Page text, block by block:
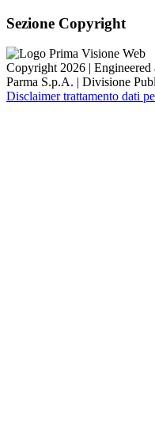
Sezione Copyright
Copyright 2026 |
Parma S.p.A. | Divisione
Disclaimer trattamento dati